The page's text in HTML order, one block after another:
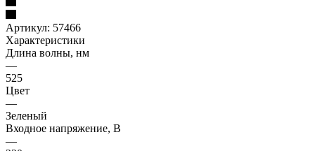
Артикул: 57466
Характеристики
Длина волны, нм
—
525
Цвет
—
Зеленый
Входное напряжение, В
—